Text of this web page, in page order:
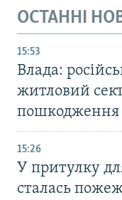
ОСТАННІ
15:53
Влада:
житловий
пошкодження
15:26
У притулку
сталась